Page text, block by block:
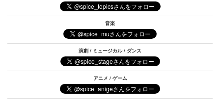
音楽
演劇 / ミュージカル / ダンス
アニメ / ゲーム